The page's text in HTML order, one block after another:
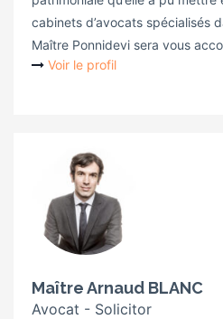
cabinets d’avocats spécialisés
Maître Ponnidevi sera vous
Voir le profil
Maître Arnaud BLANC
Avocat - Solicitor